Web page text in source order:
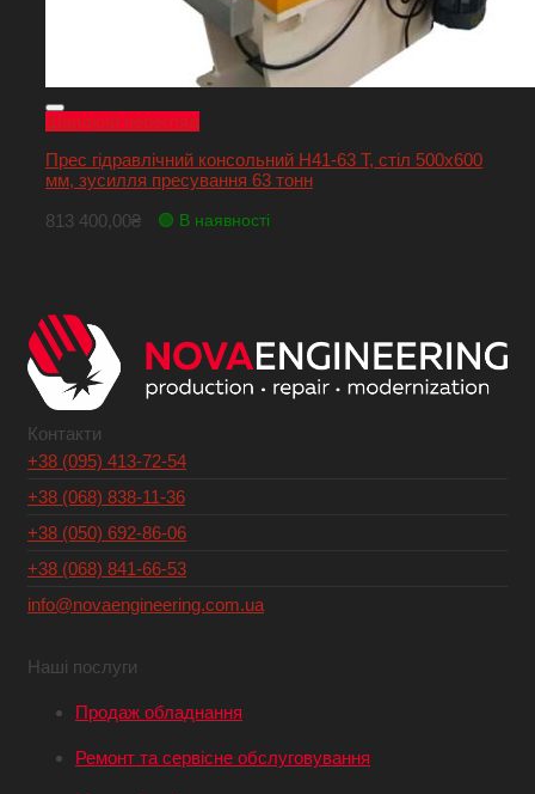
Швидкий перегляд
Прес гідравлічний консольний Н41-63 Т, стіл 500х600
мм, зусилля пресування 63 тонн
813 400,00₴ 🟢 В наявності
Контакти
+38 (095) 413-72-54
+38 (068) 838-11-36
+38 (050) 692-86-06
+38 (068) 841-66-53
info@novaengineering.com.ua
Наші послуги
Продаж обладнання
Ремонт та сервісне обслуговування